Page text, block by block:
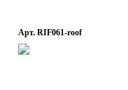
Арт. RIF061-roof